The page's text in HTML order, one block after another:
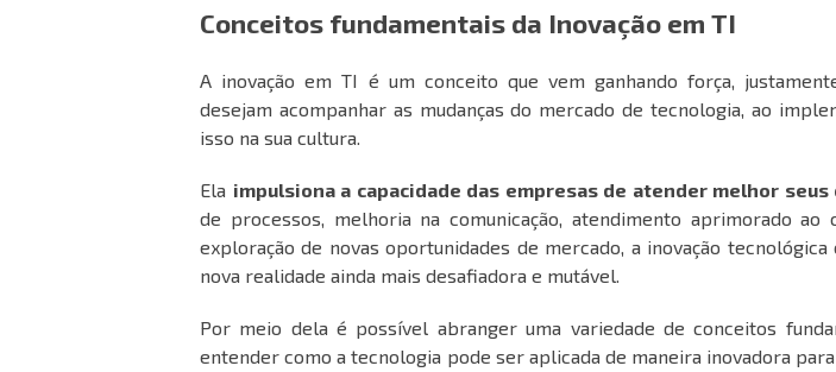
Conceitos fundamentais da Inovação em TI
A inovação em TI é um conceito que vem ganhando força,
desejam acompanhar as mudanças do mercado de tecnologia, ao
isso na sua cultura.
Ela impulsiona a capacidade das empresas de atender melhor
de processos, melhoria na comunicação, atendimento aprimorado ao
exploração de novas oportunidades de mercado, a inovação
nova realidade ainda mais desafiadora e mutável.
Por meio dela é possível abranger uma variedade de conceitos
entender como a tecnologia pode ser aplicada de maneira inovadora